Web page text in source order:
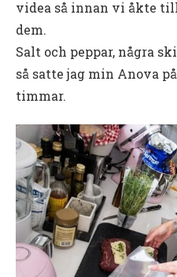
videa så innan vi åkte
dem.
Salt och peppar, några
så satte jag min Anova
timmar.